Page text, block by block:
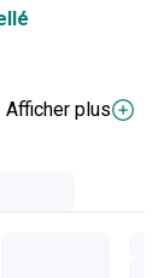
Afficher plus